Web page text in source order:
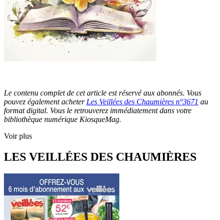
Le contenu complet de cet article est réservé aux abonnés. Vous
pouvez également acheter Les Veillées des Chaumières n°3671 au
format digital. Vous le retrouverez immédiatement dans votre
bibliothèque numérique KiosqueMag.
Voir plus
LES VEILLÉES DES CHAUMIÈRES